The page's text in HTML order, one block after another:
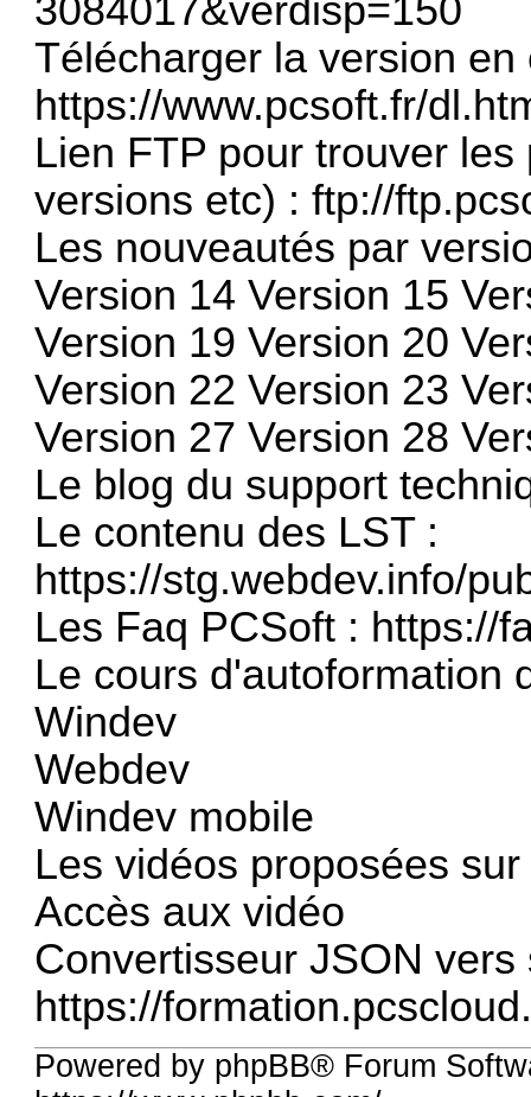
3084017&verdisp=150
Télécharger la version en
https://www.pcsoft.fr/
Lien FTP pour trouver
versions etc) :ftp://
Les nouveautés par
Version 14 Version 15
Version 19 Version 20
Version 22 Version 23
Version 27 Version 28
Le blog du support
Le contenu des LST :
https://stg.webdev.info/
Les Faq PCSoft : https://
Le cours d'autoformation
Windev
Webdev
Windev mobile
Les vidéos proposées
Accès aux vidéo
Convertisseur JSON
https://
Powered by phpBB® Forum